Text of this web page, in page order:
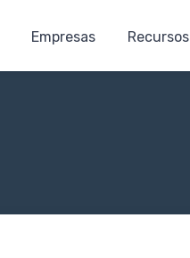
Empresas Recursos